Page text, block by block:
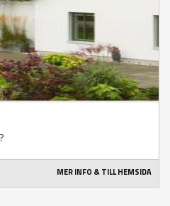
MER INFO & TILL HEMSIDA